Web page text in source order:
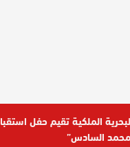
الملكية تقيم حفل
السادس”